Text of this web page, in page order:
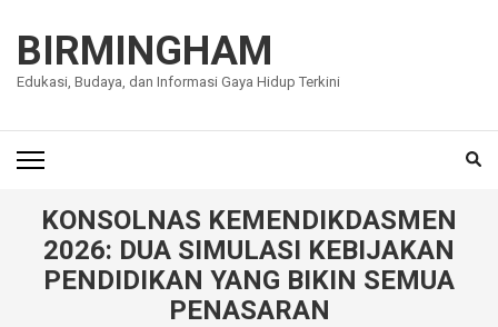
konten
(Tekan
BIRMINGHAM
Edukasi, Budaya, dan Informasi Gaya Hidup Terkini
KONSOLNAS KEMENDIKDASMEN
2026: DUA SIMULASI KEBIJAKAN
PENDIDIKAN YANG BIKIN SEMUA
PENASARAN